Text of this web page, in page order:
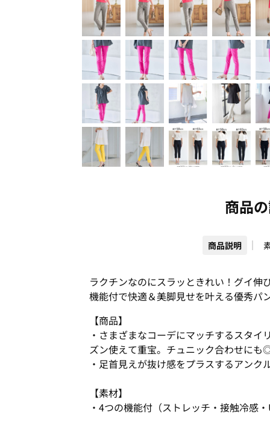
商品
商品説明
ラクチンなのにスラッときれい！グイ伸
機能付で快適＆美脚見せを叶える優秀パ
【商品】
・さまざまなコーデにマッチするスタ
ズン使えて重宝。チュニック合わせにも
・足首見えが抜け感をプラスするアンク
【素材】
・4つの機能付（ストレッチ・接触冷感